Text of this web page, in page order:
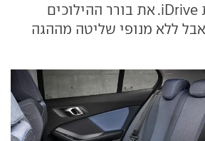
עדכנית וללא חוגת iDrive. את בורר ההילוכים
ללא מנופי שליטה מההגה